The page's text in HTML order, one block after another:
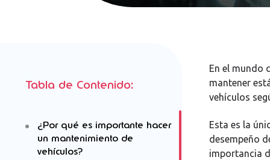
Tabla de Contenido:
¿Por qué es importante hacer
un mantenimiento de
vehículos?
En el mundo
mantener
vehículos
Esta es la
desempeño
importancia